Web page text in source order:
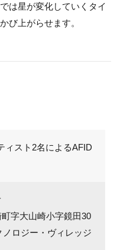
は星が変化していくタイ
び上がらせます。
ィスト2名によるAFID
字大山崎小字鏡田30
ロジー・ヴィレッジ